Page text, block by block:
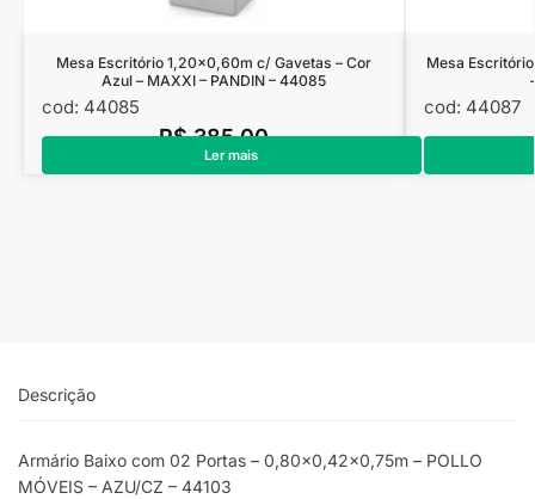
Mesa Escritório 1,20×0,60m c/ Gavetas – Cor
Azul – MAXXI – PANDIN – 44085
cod: 44085
R$385,00
Ler mais
Mesa
cod: 44087
Descrição
Armário Baixo com 02 Portas – 0,80×0,42×0,75m – POLLO
MÓVEIS – AZU/CZ – 44103